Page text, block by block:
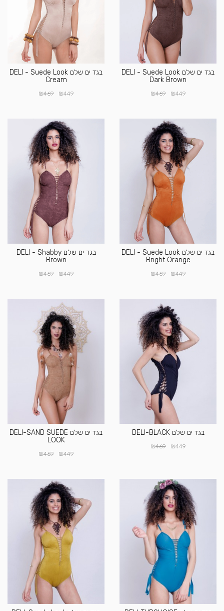
בגד ים שלם DELI - Suede Look
Dark Brown
₪449
₪469
בגד ים שלם DELI - Suede Look
Cream
₪449
₪469
בגד ים שלם DELI - Suede Look
Bright Orange
₪449
₪469
בגד ים שלם DELI - Shabby
Brown
₪449
₪469
בגד ים שלם DELI-BLACK
₪449
₪469
בגד ים שלם DELI-SAND SUEDE
LOOK
₪449
₪469